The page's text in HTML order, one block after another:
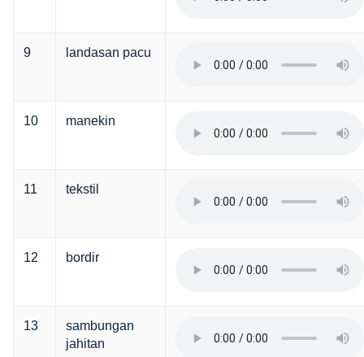
9 landasan pacu
10 manekin
11 tekstil
12 bordir
13
sambungan
jahitan